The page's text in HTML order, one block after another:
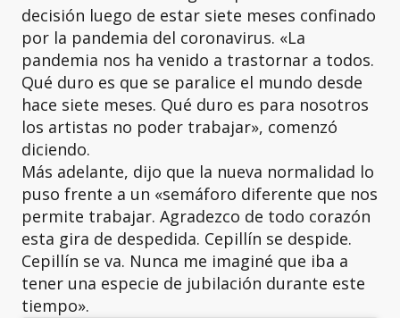
decisión luego de estar siete meses confinado
por la pandemia del coronavirus. «La
pandemia nos ha venido a trastornar a todos.
Qué duro es que se paralice el mundo desde
hace siete meses. Qué duro es para nosotros
los artistas no poder trabajar», comenzó
diciendo.
Más adelante, dijo que la nueva normalidad lo
puso frente a un «semáforo diferente que nos
permite trabajar. Agradezco de todo corazón
esta gira de despedida. Cepillín se despide.
Cepillín se va. Nunca me imaginé que iba a
tener una especie de jubilación durante este
tiempo».